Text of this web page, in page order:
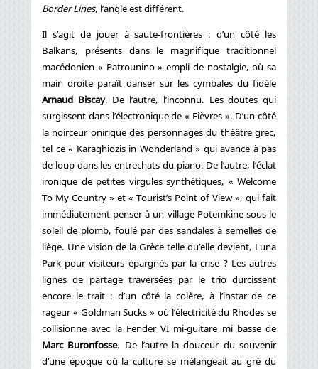
Border Lines, l’angle est différent.
Il s’agit de jouer à saute-frontières : d’un côté les
Balkans, présents dans le magnifique traditionnel
macédonien « Patrounino » empli de nostalgie, où sa
main droite paraît danser sur les cymbales du fidèle
Arnaud Biscay. De l’autre, l’inconnu. Les doutes qui
surgissent dans l’électronique de « Fièvres ». D’un côté
la noirceur onirique des personnages du théâtre grec,
tel ce « Karaghiozis in Wonderland » qui avance à pas
de loup dans les entrechats du piano. De l’autre, l’éclat
ironique de petites virgules synthétiques, « Welcome
To My Country » et « Tourist’s Point of View », qui fait
immédiatement penser à un village Potemkine sous le
soleil de plomb, foulé par des sandales à semelles de
liège. Une vision de la Grèce telle qu’elle devient, Luna
Park pour visiteurs épargnés par la crise ? Les autres
lignes de partage traversées par le trio durcissent
encore le trait : d’un côté la colère, à l’instar de ce
rageur « Goldman Sucks » où l’électricité du Rhodes se
collisionne avec la Fender VI mi-guitare mi basse de
Marc Buronfosse. De l’autre la douceur du souvenir
d’une époque où la culture se mélangeait au gré du